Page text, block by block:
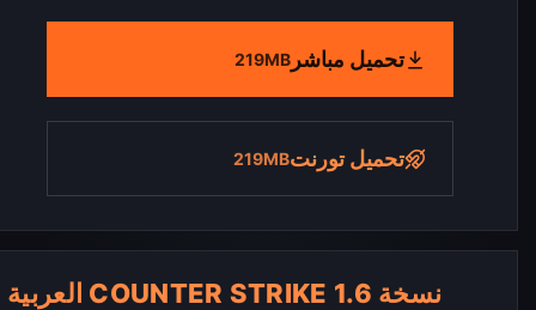
تحميل مباشر 219MB
تحميل تورنت219MB
نسخة COUNTER STRIKE 1.6 العربية